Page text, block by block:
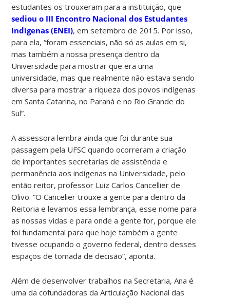
estudantes os trouxeram para a instituição, que
sediou o III Encontro Nacional dos Estudantes
Indígenas (ENEI), em setembro de 2015. Por isso,
para ela, “foram essenciais, não só as aulas em si,
mas também a nossa presença dentro da
Universidade para mostrar que era uma
universidade, mas que realmente não estava sendo
diversa para mostrar a riqueza dos povos indígenas
em Santa Catarina, no Paraná e no Rio Grande do
Sul”.
A assessora lembra ainda que foi durante sua
passagem pela UFSC quando ocorreram a criação
de importantes secretarias de assistência e
permanência aos indígenas na Universidade, pelo
então reitor, professor Luiz Carlos Cancellier de
Olivo. “O Cancelier trouxe a gente para dentro da
Reitoria e levamos essa lembrança, esse nome para
as nossas vidas e para onde a gente for, porque ele
foi fundamental para que hoje também a gente
tivesse ocupando o governo federal, dentro desses
espaços de tomada de decisão”, aponta.
Além de desenvolver trabalhos na Secretaria, Ana é
uma da cofundadoras da Articulação Nacional das